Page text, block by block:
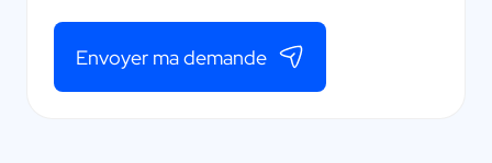
Envoyer ma demande